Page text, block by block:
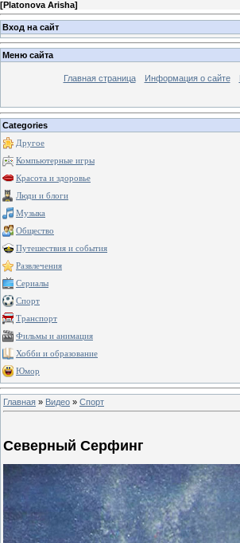
[Platonova Arisha]
Вход на сайт
Меню сайта
Главная страница Информация о сайте
Categories
Другое
Компьютерные игры
Красота и здоровье
Люди и блоги
Музыка
Общество
Путешествия и события
Развлечения
Сериалы
Спорт
Транспорт
Фильмы и анимация
Хобби и образование
Юмор
Главная » Видео » Спорт
Северный Серфинг